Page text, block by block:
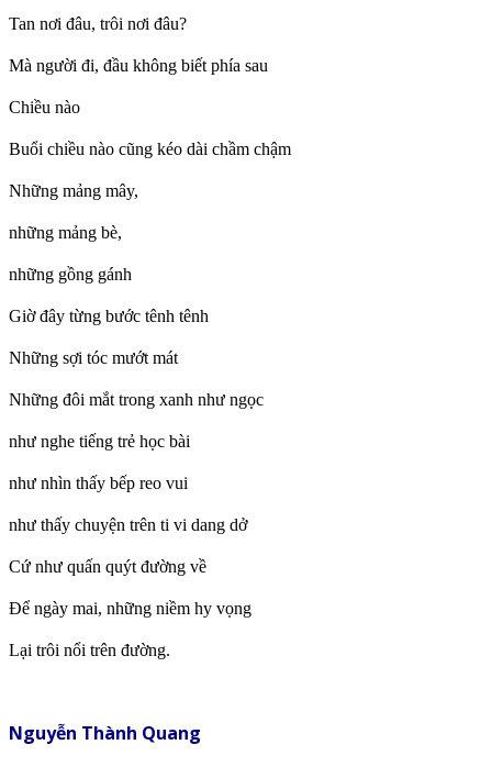
Tan nơi đâu, trôi nơi đâu?
Mà người đi, đầu không biết phía sau
Chiều nào
Buổi chiều nào cũng kéo dài chầm chậm
Những mảng mây,
những mảng bè,
những gồng gánh
Giờ đây từng bước tênh tênh
Những sợi tóc mướt mát
Những đôi mắt trong xanh như ngọc
như nghe tiếng trẻ học bài
như nhìn thấy bếp reo vui
như thấy chuyện trên ti vi dang dở
Cứ như quấn quýt đường về
Để ngày mai, những niềm hy vọng
Lại trôi nổi trên đường.
Nguyễn Thành Quang